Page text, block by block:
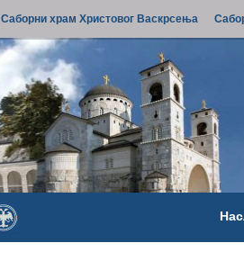
Саборни храм Христовог Васкрсења